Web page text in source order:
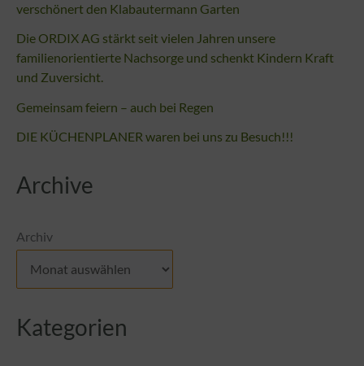
verschönert den Klabautermann Garten
Die ORDIX AG stärkt seit vielen Jahren unsere
familienorientierte Nachsorge und schenkt Kindern Kraft
und Zuversicht.
Gemeinsam feiern – auch bei Regen
DIE KÜCHENPLANER waren bei uns zu Besuch!!!
Archive
Archiv
Kategorien